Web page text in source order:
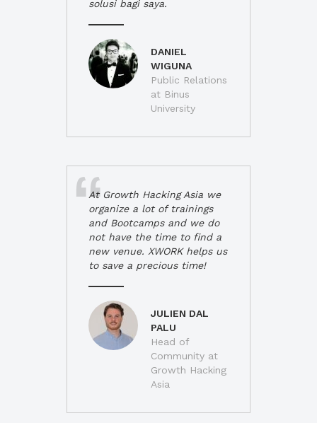
solusi bagi saya.
DANIEL
WIGUNA
Public Relations
at Binus
University
At Growth Hacking Asia we
organize a lot of trainings
and Bootcamps and we do
not have the time to find a
new venue. XWORK helps us
to save a precious time!
JULIEN DAL
PALU
Head of
Community at
Growth Hacking
Asia